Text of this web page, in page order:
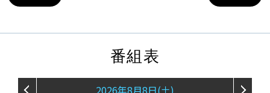
番組表